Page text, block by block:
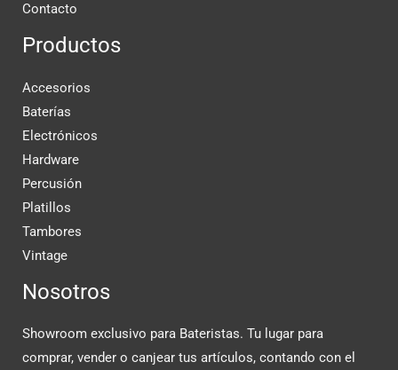
Contacto
Productos
Accesorios
Baterías
Electrónicos
Hardware
Percusión
Platillos
Tambores
Vintage
Nosotros
Showroom exclusivo para Bateristas. Tu lugar para
comprar, vender o canjear tus artículos, contando con el